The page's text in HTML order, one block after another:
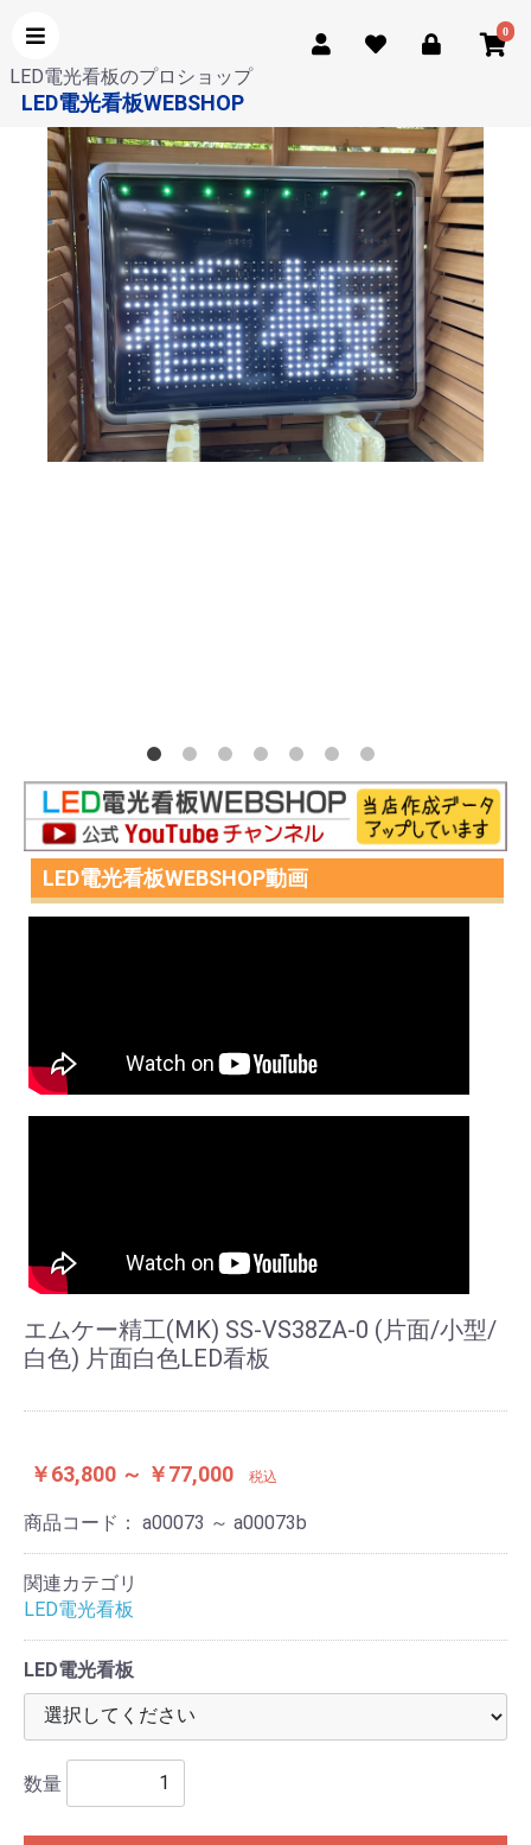
0
LED電光看板のプロショップ
LED電光看板WEBSHOP
LED電光看板WEBSHOP動画
エムケー精工(MK) SS-VS38ZA-0 (片面/小型/
白色) 片面白色LED看板
￥63,800 ～ ￥77,000 税込
商品コード： a00073 ～ a00073b
関連カテゴリ
LED電光看板
LED電光看板
数量